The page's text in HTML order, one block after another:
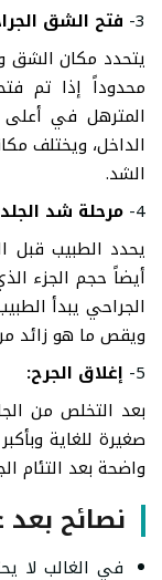
3- فتح الشق
يتحدد مكان
محدوداً إذا تم
المترهل في
الداخل، ويختلف
الشد.
4- مرحلة شد
يحدد الطبيب قبل
أيضاً حجم الجزء
الجراحي يبدأ
ويقص ما هو زائد
5- إغلاق الجرح:
بعد التخلص من
صغيرة للغاية
واضحة بعد التئام
نصائح
في الغالب لا